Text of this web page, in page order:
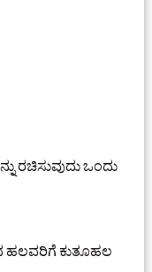
ರಚಿಸುವುದು ಒಂದು
ಹಲವರಿಗೆ ಕುತೂಹಲ